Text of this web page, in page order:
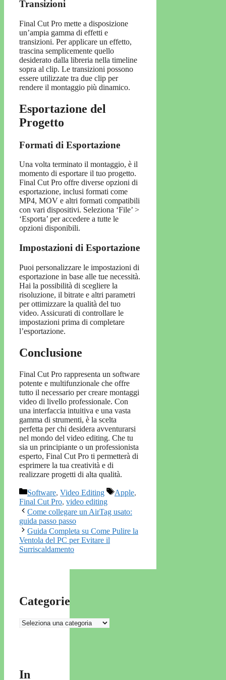
Transizioni
Final Cut Pro mette a disposizione
un’ampia gamma di effetti e
transizioni. Per applicare un effetto,
trascina semplicemente quello
desiderato dalla libreria nella timeline
sopra al clip. Le transizioni possono
essere utilizzate tra due clip per
rendere il montaggio più dinamico.
Esportazione del
Progetto
Formati di Esportazione
Una volta terminato il montaggio, è il
momento di esportare il tuo progetto.
Final Cut Pro offre diverse opzioni di
esportazione, inclusi formati come
MP4, MOV e altri formati compatibili
con vari dispositivi. Seleziona ‘File’ >
‘Esporta’ per accedere a tutte le
opzioni disponibili.
Impostazioni di Esportazione
Puoi personalizzare le impostazioni di
esportazione in base alle tue necessità.
Hai la possibilità di scegliere la
risoluzione, il bitrate e altri parametri
per ottimizzare la qualità del tuo
video. Assicurati di controllare le
impostazioni prima di completare
l’esportazione.
Conclusione
Final Cut Pro rappresenta un software
potente e multifunzionale che offre
tutto il necessario per creare montaggi
video di livello professionale. Con
una interfaccia intuitiva e una vasta
gamma di strumenti, è la scelta
perfetta per chi desidera avventurarsi
nel mondo del video editing. Che tu
sia un principiante o un professionista
esperto, Final Cut Pro ti permetterà di
esprimere la tua creatività e di
realizzare progetti di alta qualità.
Categorie
Software, Video Editing Tag
Apple,
Final Cut Pro, video editing
Come collegare un AirTag usato:
guida passo passo
Guida Completa su Come Pulire la
Ventola del PC per Evitare il
Surriscaldamento
Categorie
Categorie
In